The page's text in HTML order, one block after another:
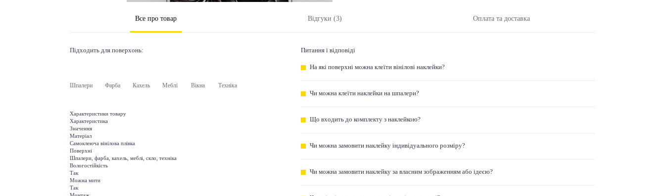
Все про товар Відгуки (3) Оплата та доставка
Підходить для поверхонь:
Шпалери Фарба Кахель Меблі Вікна Техніка
Характеристики товару
Характеристика
Значення
Матеріал
Самоклеюча вінілова плівка
Поверхні
Шпалери, фарба, кахель, меблі, скло, техніка
Вологостійкість
Так
Можна мити
Так
Питання і відповіді
На які поверхні можна клеїти вінілові наклейки?
Чи можна клеїти наклейки на шпалери?
Що входить до комплекту з наклейкою?
Чи можна замовити наклейку індивідуального розміру?
Чи можна замовити наклейку за власним зображенням або ідеєю?